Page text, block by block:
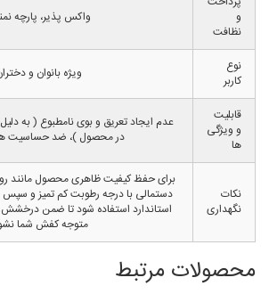
و
نظافت
واکس پذیر، پارچه
نوع
کاربر
ویژه بانوان و
قابلیت
و ویژگی
ها
عدم ایجاد تعریق و بوی نامطبوع ( به
در محصول )، ضد حساسیت
نکات
نگهداری
برای حفظ کیفیت ظاهری محصول مانند روز
دستمالی با درجه رطوبت کم تمیز و
استاندارد استفاده شود تا ضمن درخشش
متوجه کفش شما
محصولات مرتبط